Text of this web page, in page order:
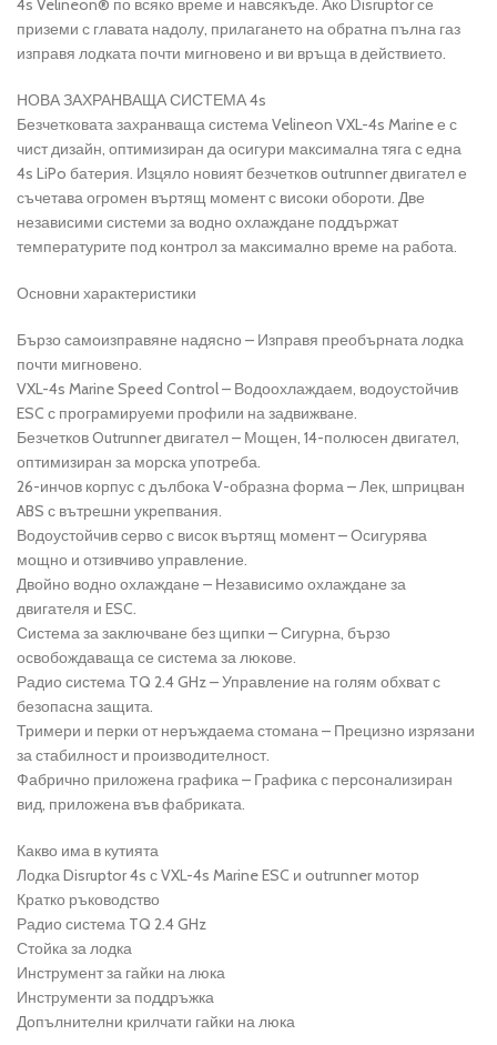
4s Velineon® по всяко време и навсякъде. Ако Disruptor се
приземи с главата надолу, прилагането на обратна пълна газ
изправя лодката почти мигновено и ви връща в действието.
НОВА ЗАХРАНВАЩА СИСТЕМА 4s
Безчетковата захранваща система Velineon VXL-4s Marine е с
чист дизайн, оптимизиран да осигури максимална тяга с една
4s LiPo батерия. Изцяло новият безчетков outrunner двигател е
съчетава огромен въртящ момент с високи обороти. Две
независими системи за водно охлаждане поддържат
температурите под контрол за максимално време на работа.
Основни характеристики
Бързо самоизправяне надясно – Изправя преобърната лодка
почти мигновено.
VXL-4s Marine Speed Control – Водоохлаждаем, водоустойчив
ESC с програмируеми профили на задвижване.
Безчетков Outrunner двигател – Мощен, 14-полюсен двигател,
оптимизиран за морска употреба.
26-инчов корпус с дълбока V-образна форма – Лек, шприцван
ABS с вътрешни укрепвания.
Водоустойчив серво с висок въртящ момент – Осигурява
мощно и отзивчиво управление.
Двойно водно охлаждане – Независимо охлаждане за
двигателя и ESC.
Система за заключване без щипки – Сигурна, бързо
освобождаваща се система за люкове.
Радио система TQ 2.4 GHz – Управление на голям обхват с
безопасна защита.
Тримери и перки от неръждаема стомана – Прецизно изрязани
за стабилност и производителност.
Фабрично приложена графика – Графика с персонализиран
вид, приложена във фабриката.
Какво има в кутията
Лодка Disruptor 4s с VXL-4s Marine ESC и outrunner мотор
Кратко ръководство
Радио система TQ 2.4 GHz
Стойка за лодка
Инструмент за гайки на люка
Инструменти за поддръжка
Допълнителни крилчати гайки на люка